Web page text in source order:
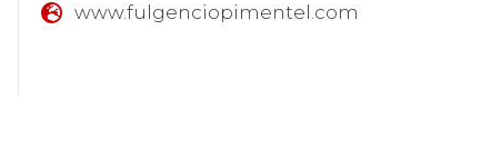
www.fulgenciopimentel.com